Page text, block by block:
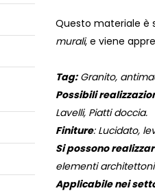
Questo materiale è
murali, e viene
Tag:Granito,
Possibili
Lavelli, Piatti doccia.
Finiture: Lucidato,
Si possono
elementi
Applicabile nei